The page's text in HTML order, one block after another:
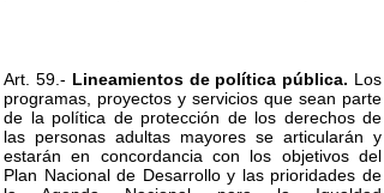
Art. 59.- Lineamientos de política pública. Los
programas, proyectos y servicios que sean parte
de la política de protección de los derechos de
las personas adultas mayores se articularán y
estarán en concordancia con los objetivos del
Plan Nacional de Desarrollo y las prioridades de